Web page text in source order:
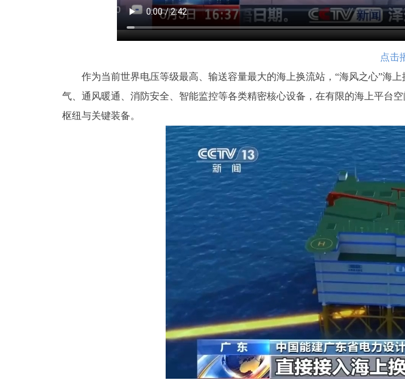
点击
作为当前世界电压等级最高、输送容量最大的海上换流站，“海风之心”海
气、通风暖通、消防安全、智能监控等各类精密核心设备，在有限的海上平台
枢纽与关键装备。